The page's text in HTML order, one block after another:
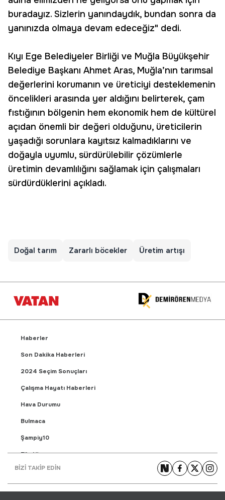
buradayız. Sizlerin yanındaydık, bundan sonra da
yanınızda olmaya devam edeceğiz" dedi.
Kıyı Ege Belediyeler Birliği ve Muğla Büyükşehir
Belediye Başkanı Ahmet Aras, Muğla’nın tarımsal
değerlerini korumanın ve üreticiyi desteklemenin
öncelikleri arasında yer aldığını belirterek, çam
fıstığının bölgenin hem ekonomik hem de kültürel
açıdan önemli bir değeri olduğunu, üreticilerin
yaşadığı sorunlara kayıtsız kalmadıklarını ve
doğayla uyumlu, sürdürülebilir çözümlerle
üretimin devamlılığını sağlamak için çalışmaları
sürdürdüklerini açıkladı.
Doğal tarım Zararlı böcekler Üretim artışı
Haberler
Son Dakika Haberleri
2024 Seçim Sonuçları
Çalışma Hayatı Haberleri
Hava Durumu
Bulmaca
Şampiy10
Fikstür
Puan Durumu
BİZİ TAKİP EDİN